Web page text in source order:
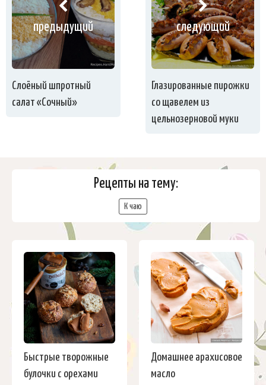
предыдущий
Слоёный шпротный
салат «Сочный»
следующий
Глазированные пирожки
со щавелем из
цельнозерновой муки
Рецепты на тему:
К чаю
Быстрые творожные
булочки с орехами
Домашнее арахисовое
масло